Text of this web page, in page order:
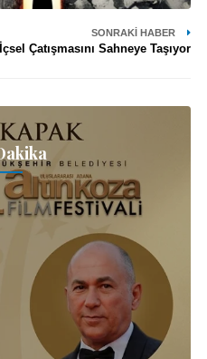
SONRAKI HABER
Çatışmasını Sahneye Taşıyor